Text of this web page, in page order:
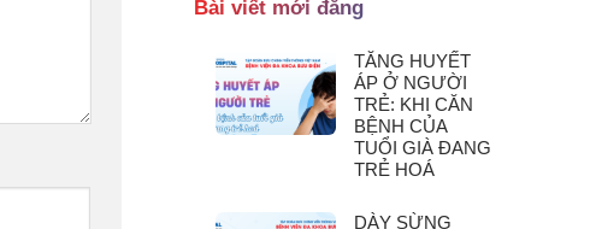
Bài viết mới đăng
TĂNG HUYẾT
ÁP Ở NGƯỜI
TRẺ: KHI CĂN
BỆNH CỦA
TUỔI GIÀ ĐANG
TRẺ HOÁ
DÀY SỪNG